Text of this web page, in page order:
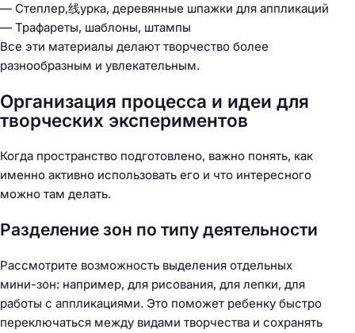
— Степлер,线урка, деревянные шпажки для аппликаций
— Трафареты, шаблоны, штампы
Все эти материалы делают творчество более
разнообразным и увлекательным.
Организация процесса и идеи для
творческих экспериментов
Когда пространство подготовлено, важно понять, как
именно активно использовать его и что интересного
можно там делать.
Разделение зон по типу деятельности
Рассмотрите возможность выделения отдельных
мини-зон: например, для рисования, для лепки, для
работы с аппликациями. Это поможет ребенку быстро
переключаться между видами творчества и сохранять